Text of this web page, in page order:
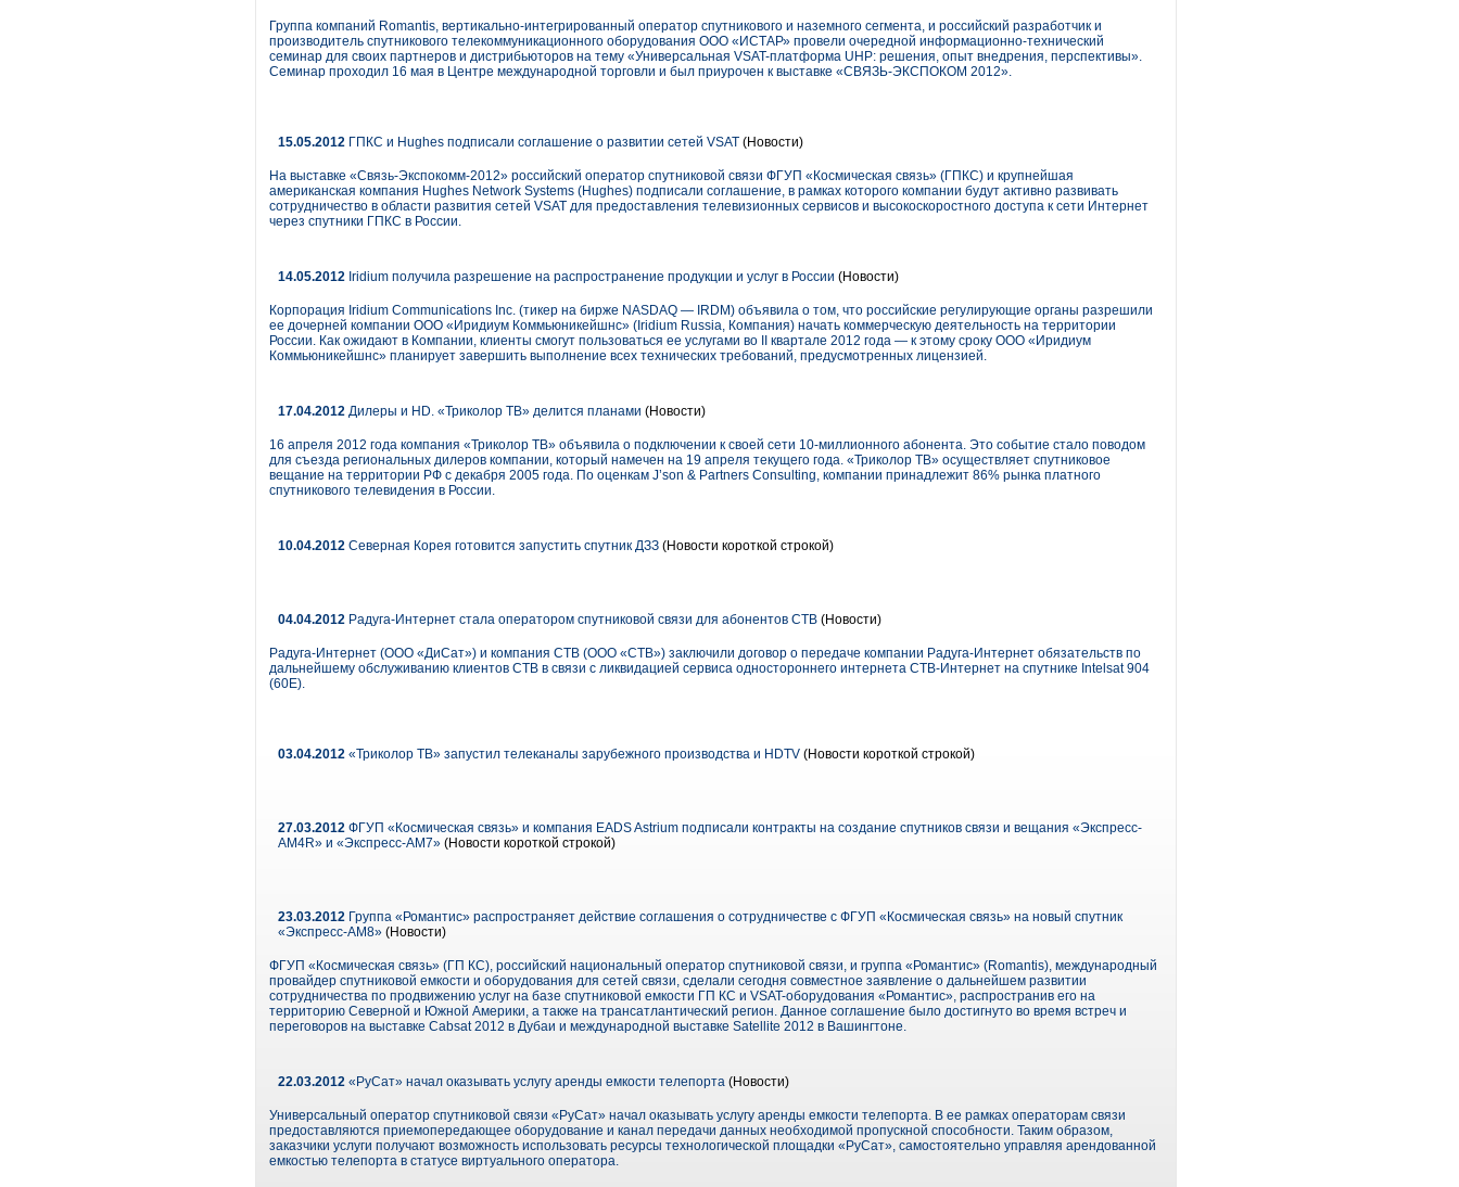
Группа компаний Romantis, вертикально-интегрированный оператор спутникового и наземного сегмента, и российский разработчик и
производитель спутникового телекоммуникационного оборудования ООО «ИСТАР» провели очередной информационно-технический
семинар для своих партнеров и дистрибьюторов на тему «Универсальная VSAT-платформа UHP: решения, опыт внедрения, перспективы».
Семинар проходил 16 мая в Центре международной торговли и был приурочен к выставке «СВЯЗЬ-ЭКСПОКОМ 2012».
15.05.2012 ГПКС и Hughes подписали соглашение о развитии сетей VSAT (Новости)
На выставке «Связь-Экспокомм-2012» российский оператор спутниковой связи ФГУП «Космическая связь» (ГПКС) и крупнейшая
американская компания Hughes Network Systems (Hughes) подписали соглашение, в рамках которого компании будут активно развивать
сотрудничество в области развития сетей VSAT для предоставления телевизионных сервисов и высокоскоростного доступа к сети Интернет
через спутники ГПКС в России.
14.05.2012 Iridium получила разрешение на распространение продукции и услуг в России (Новости)
Корпорация Iridium Communications Inc. (тикер на бирже NASDAQ — IRDM) объявила о том, что российские регулирующие органы разрешили
ее дочерней компании ООО «Иридиум Коммьюникейшнс» (Iridium Russia, Компания) начать коммерческую деятельность на территории
России. Как ожидают в Компании, клиенты смогут пользоваться ее услугами во II квартале 2012 года — к этому сроку ООО «Иридиум
Коммьюникейшнс» планирует завершить выполнение всех технических требований, предусмотренных лицензией.
17.04.2012 Дилеры и HD. «Триколор ТВ» делится планами (Новости)
16 апреля 2012 года компания «Триколор ТВ» объявила о подключении к своей сети 10-миллионного абонента. Это событие стало поводом
для съезда региональных дилеров компании, который намечен на 19 апреля текущего года. «Триколор ТВ» осуществляет спутниковое
вещание на территории РФ с декабря 2005 года. По оценкам J’son & Partners Consulting, компании принадлежит 86% рынка платного
спутникового телевидения в России.
10.04.2012 Северная Корея готовится запустить спутник ДЗЗ (Новости короткой строкой)
04.04.2012 Радуга-Интернет стала оператором спутниковой связи для абонентов СТВ (Новости)
Радуга-Интернет (ООО «ДиСат») и компания СТВ (ООО «СТВ») заключили договор о передаче компании Радуга-Интернет обязательств по
дальнейшему обслуживанию клиентов СТВ в связи с ликвидацией сервиса одностороннего интернета СТВ-Интернет на спутнике Intelsat 904
(60E).
03.04.2012 «Триколор ТВ» запустил телеканалы зарубежного производства и HDTV (Новости короткой строкой)
27.03.2012 ФГУП «Космическая связь» и компания EADS Astrium подписали контракты на создание спутников связи и вещания «Экспресс-
АМ4R» и «Экспресс-АМ7» (Новости короткой строкой)
23.03.2012 Группа «Романтис» распространяет действие соглашения о сотрудничестве с ФГУП «Космическая связь» на новый спутник
«Экспресс-АМ8» (Новости)
ФГУП «Космическая связь» (ГП КС), российский национальный оператор спутниковой связи, и группа «Романтис» (Romantis), международный
провайдер спутниковой емкости и оборудования для сетей связи, сделали сегодня совместное заявление о дальнейшем развитии
сотрудничества по продвижению услуг на базе спутниковой емкости ГП КС и VSAT-оборудования «Романтис», распространив его на
территорию Северной и Южной Америки, а также на трансатлантический регион. Данное соглашение было достигнуто во время встреч и
переговоров на выставке Cabsat 2012 в Дубаи и международной выставке Satellite 2012 в Вашингтоне.
22.03.2012 «РуСат» начал оказывать услугу аренды емкости телепорта (Новости)
Универсальный оператор спутниковой связи «РуСат» начал оказывать услугу аренды емкости телепорта. В ее рамках операторам связи
предоставляются приемопередающее оборудование и канал передачи данных необходимой пропускной способности. Таким образом,
заказчики услуги получают возможность использовать ресурсы технологической площадки «РуСат», самостоятельно управляя арендованной
емкостью телепорта в статусе виртуального оператора.